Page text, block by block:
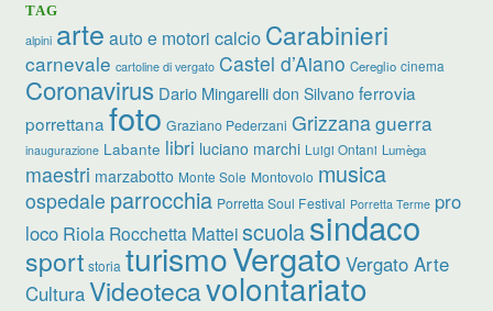
TAG
alpini arte auto e motori calcio Carabinieri
carnevale cartoline di vergato Castel d’Aiano Cereglio cinema
Coronavirus Dario Mingarelli don Silvano ferrovia
porrettana foto Graziano Pederzani Grizzanaguerra
inaugurazione Labante libri luciano marchi Luigi Ontani Lumèga
maestri marzabotto Monte Sole Montovolo musica
ospedale parrocchia Porretta Soul Festival Porretta Terme pro
loco Riola Rocchetta Matteiscuolasindaco
sport storia turismoVergato Vergato Arte
CulturaVideotecavolontariato